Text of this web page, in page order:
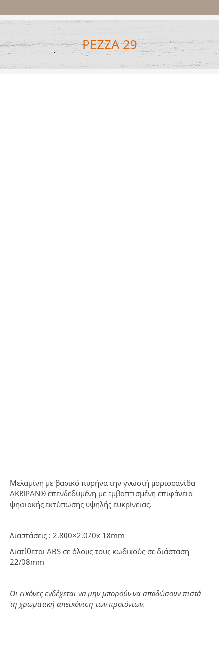
PEZZA 29
Μελαμίνη με βασικό πυρήνα την γνωστή μοριοσανίδα
ΑΚRIPAN® επενδεδυμένη με εμβαπτισμένη επιφάνεια
ψηφιακής εκτύπωσης υψηλής ευκρίνειας.
Διαστάσεις : 2.800×2.070x 18mm
Διατίθεται ΑBS σε όλους τους κωδικούς σε διάσταση
22/08mm
Οι εικόνες ενδέχεται να μην μπορούν να αποδώσουν πιστά
τη χρωματική απεικόνιση των προϊόντων.